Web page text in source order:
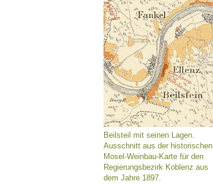
Beilsteil mit seinen Lagen.
Ausschnitt aus der historischen
Mosel-Weinbau-Karte für den
Regierungsbezirk Koblenz aus
dem Jahre 1897.